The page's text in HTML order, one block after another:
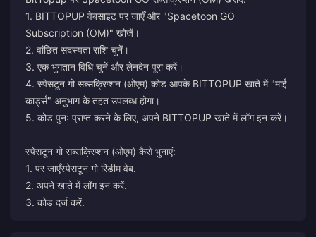
1. BITTOPUP वेबसाइट पर जाएँ और "Spacetoon GO
Subscription (OM)" खोजें।
2. वांछित सदस्यता राशि चुनें।
3. एक भुगतान विधि चुनें और लेनदेन पूरा करें।
4. स्पेसटून गो सब्सक्रिप्शन (ओएम) कोड आपके BITTOPUP खाते में "माई
कार्ड्स" अनुभाग के तहत उपलब्ध होगा।
5. कोड पुनः प्राप्त करने के लिए, अपने BITTOPUP खाते में लॉग इन करें।
स्पेसटून गो सब्सक्रिप्शन (ओएम) कैसे भुनाएं:
1. पर जाएँस्पेसटून गो रिडीम वेब.
2. अपने खाते में लॉग इन करें.
3. कोड दर्ज करें.